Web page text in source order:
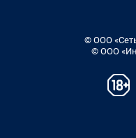
© ООО
© ООО